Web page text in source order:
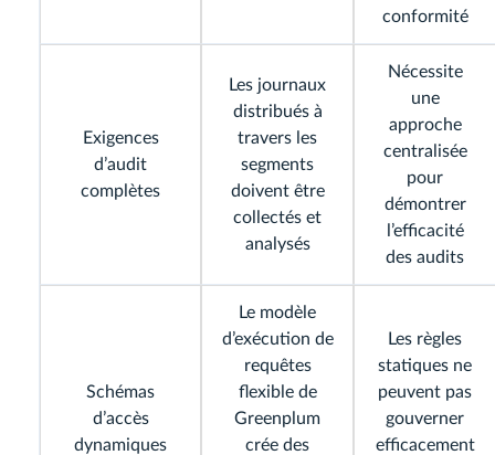
conformité
Exigences
d’audit
complètes
Les journaux
distribués à
travers les
segments
doivent être
collectés et
analysés
Nécessite
une
approche
centralisée
pour
démontrer
l’efficacité
des audits
Schémas
d’accès
dynamiques
Le modèle
d’exécution de
requêtes
flexible de
Greenplum
crée des
Les règles
statiques ne
peuvent pas
gouverner
efficacement